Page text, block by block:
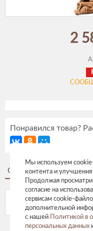
2
Понравился товар?
Описание Отзывы
Мы используем
контента и улучшения
Продолжая
согласие на
сервисам cookie-
дополнительной
с нашей
Политикой в
персональных данных